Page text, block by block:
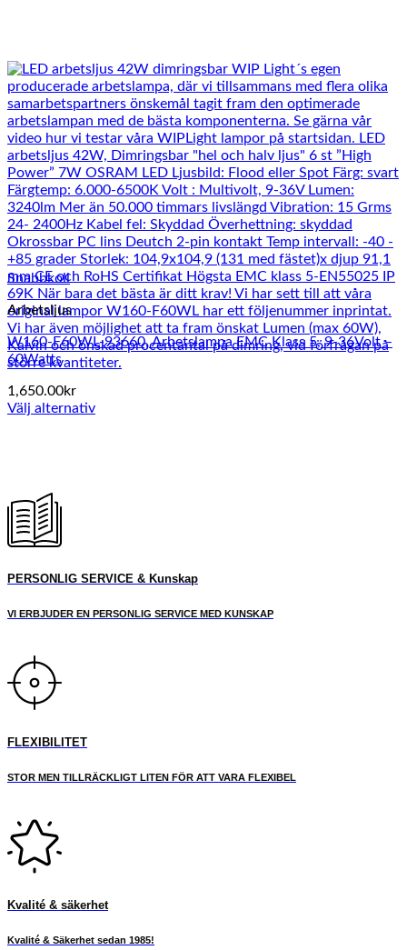
Snabbkoll
Arbetsljus
W160-F60WL-93660, Arbetslampa EMC Klass 5, 9-36Volt –
60Watts
1,650.00kr
Välj alternativ
varianter.
De
olika
kan
på
PERSONLIG SERVICE & Kunskap
VI ERBJUDER EN PERSONLIG SERVICE MED KUNSKAP
FLEXIBILITET
STOR MEN TILLRÄCKLIGT LITEN FÖR ATT VARA FLEXIBEL
Kvalité & säkerhet
Kvalité & Säkerhet sedan 1985!